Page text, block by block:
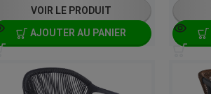
VOIR LE PRODUIT
AJOUTER AU PANIER